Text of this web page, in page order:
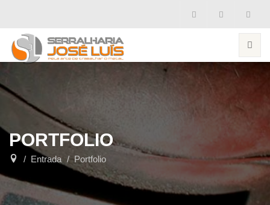
PORTFOLIO
Entrada Portfolio